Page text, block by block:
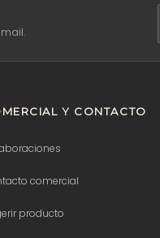
Y CONTACTO
comercial
producto